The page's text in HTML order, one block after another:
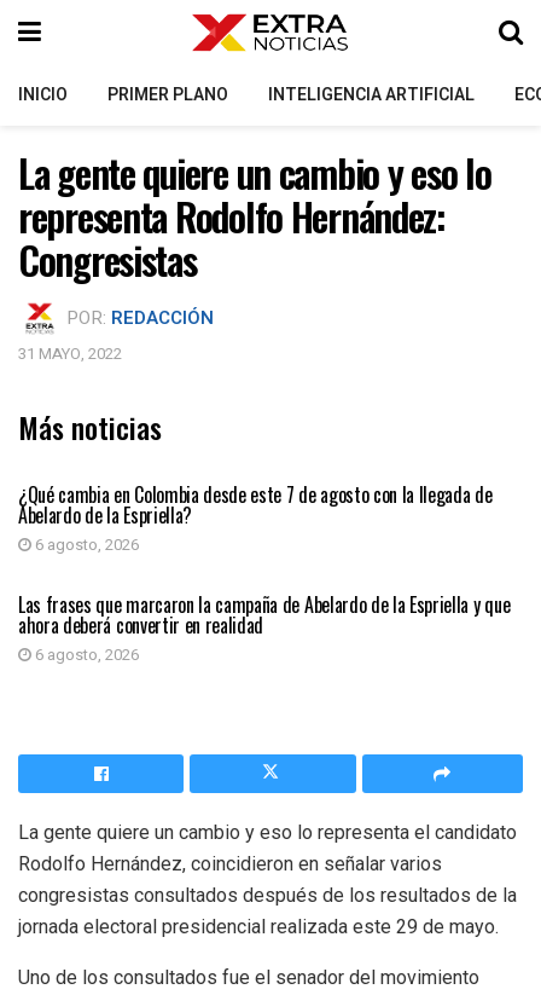
INICIO PRIMER PLANO INTELIGENCIA ARTIFICIAL
La gente quiere un cambio y eso lo
representa Rodolfo Hernández:
Congresistas
POR: REDACCIÓN
31 MAYO, 2022
Más noticias
¿Qué cambia en Colombia desde este 7 de agosto con la llegada de
Abelardo de la Espriella?
6 agosto, 2026
PRIMER PLANO
Las frases que marcaron la campaña de Abelardo de la Espriella y que
ahora deberá convertir en realidad
6 agosto, 2026
La gente quiere un cambio y eso lo representa el candidato
Rodolfo Hernández, coincidieron en señalar varios
congresistas consultados después de los resultados de la
jornada electoral presidencial realizada este 29 de mayo.
Uno de los consultados fue el senador del movimiento